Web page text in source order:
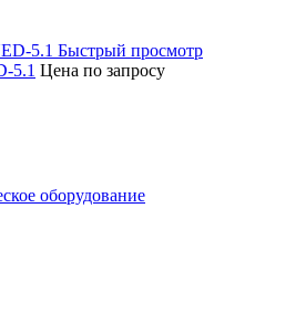
Быстрый просмотр
5.1 Цена по запросу
оборудование